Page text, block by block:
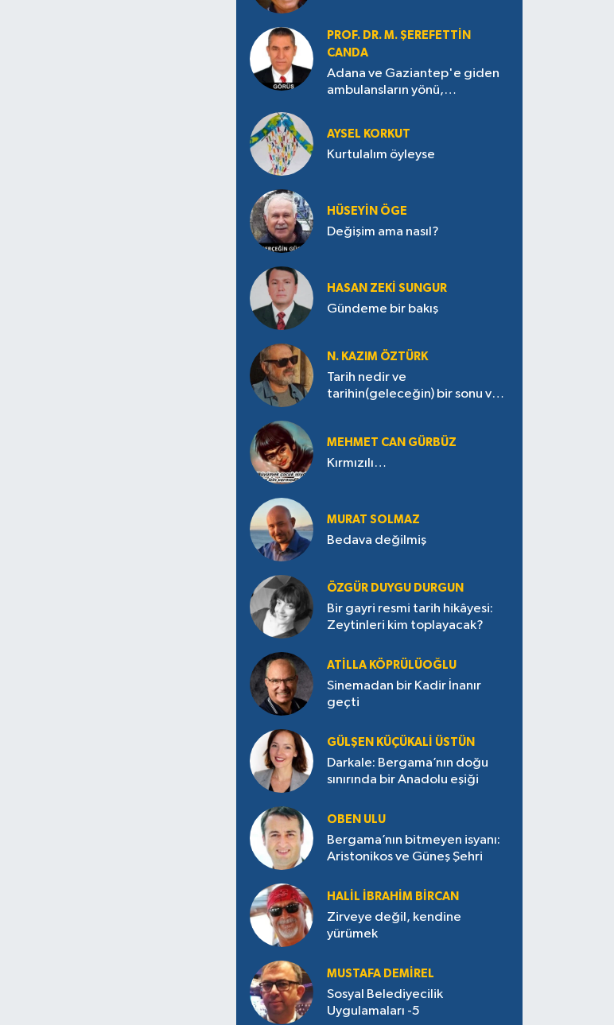
PROF. DR. M. ŞEREFETTIN
CANDA
Adana ve Gaziantep'e giden
ambulansların yönü,
AYSEL KORKUT
Kurtulalım öyleyse
HÜSEYIN ÖGE
Değişim ama nasıl?
HASAN ZEKI SUNGUR
Gündeme bir bakış
N. KAZIM ÖZTÜRK
Tarih nedir ve
tarihin(geleceğin) bir sonu var
MEHMET CAN GÜRBÜZ
Kırmızılı…
MURAT SOLMAZ
Bedava değilmiş
ÖZGÜR DUYGU DURGUN
Bir gayri resmi tarih hikâyesi:
Zeytinleri kim toplayacak?
ATILLA KÖPRÜLÜOĞLU
Sinemadan bir Kadir İnanır
geçti
GÜLŞEN KÜÇÜKALI ÜSTÜN
Darkale: Bergama’nın doğu
sınırında bir Anadolu eşiği
OBEN ULU
Bergama’nın bitmeyen isyanı:
Aristonikos ve Güneş Şehri
HALIL İBRAHIM BIRCAN
Zirveye değil, kendine
yürümek
MUSTAFA DEMIREL
Sosyal Belediyecilik
Uygulamaları -5